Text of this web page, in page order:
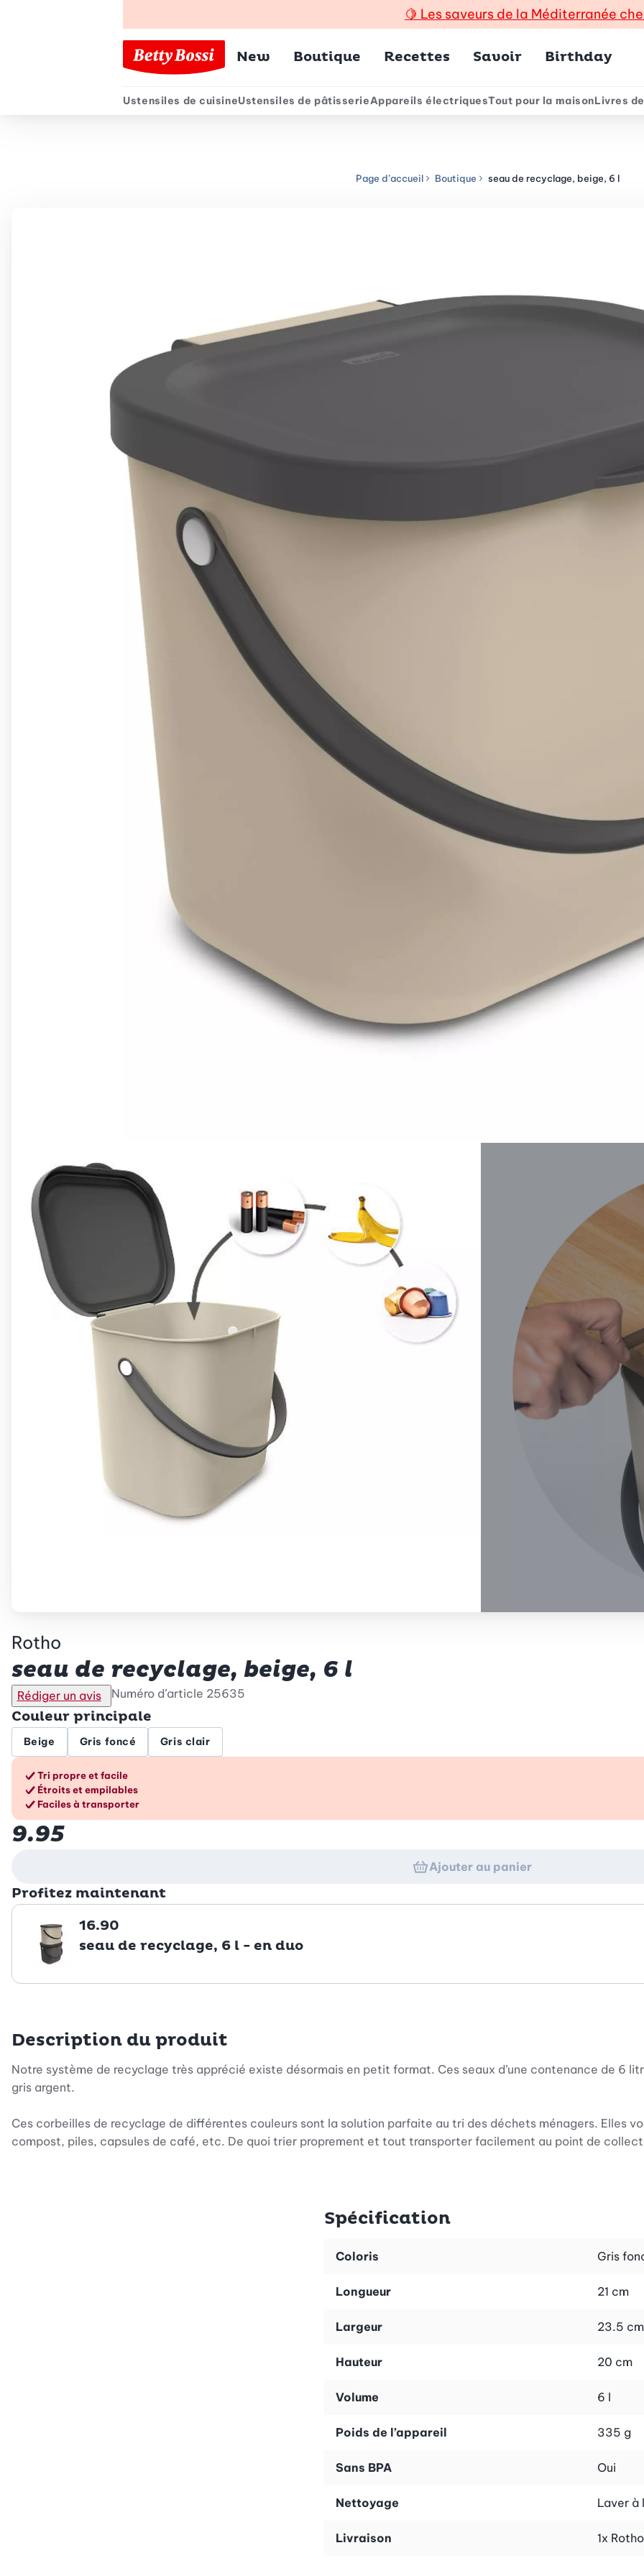
🍋 Les saveurs de la Méditerranée
Menu principal
New Boutique Recettes Savoir Birthday
Menu secondaire
Ustensiles de cuisineUstensiles de pâtisserieAppareils électriquesTout pour la maisonLivres
Page d’accueil Boutique seau de recyclage, beige, 6 l
Rotho
seau de recyclage, beige, 6 l
Rédiger un avis Numéro d’article 25635
Couleur principale
Beige Gris foncé Gris clair
Les avantages en un coup d’œil
Tri propre et facile
Étroits et empilables
Faciles à transporter
9.95
Ajouter au panier
Profitez maintenant
16.90
seau de recyclage, 6 l - en duo
Description du produit
Notre système de recyclage très apprécié existe désormais en petit format. Ces seaux d’une contenance de 6
gris argent.
Ces corbeilles de recyclage de différentes couleurs sont la solution parfaite au tri des déchets ménagers. Elles
compost, piles, capsules de café, etc. De quoi trier proprement et tout transporter facilement au point de
Ils sont munis de poignées pour les transporter aisément, et grâce à leur couvercle à abattant, ils sont faciles à
qualité, ce système de recyclage est facile à entretenir. Après usage, il suffit de nettoyer les seaux avec de
disponibles aussi en duo dans le combo attractif (n° d’art. 40218). Assortis à notre système de
Spécification
Coloris Gris
Longueur 21 cm
Largeur 23.5 cm
Hauteur 20 cm
Volume 6 l
Poids de l’appareil 335 g
Sans BPA Oui
Nettoyage Laver à
Livraison 1x